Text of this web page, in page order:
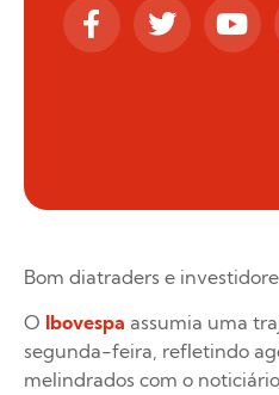
Bom diatraders e
O Ibovespa assumia uma
segunda-feira, refletindo
melindrados com o